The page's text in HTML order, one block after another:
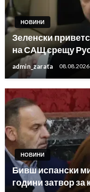
НОВИНИ
Зеленски
на САЩ срещу
admin_zarata 08.08.2026
НОВИНИ
Бивш испански
години затвор за